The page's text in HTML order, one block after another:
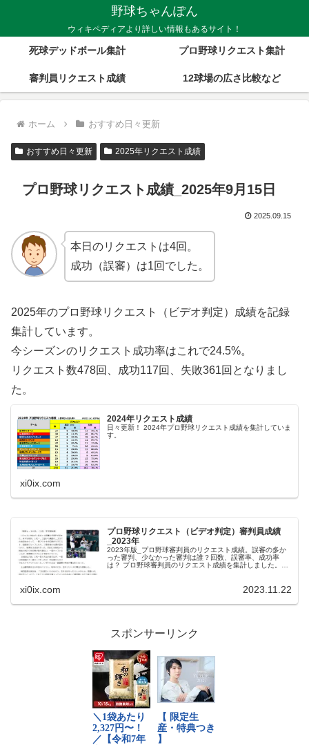
野球ちゃんぽん
ウィキペディアより詳しい情報もあるサイト！
死球デッドボール集計 プロ野球リクエスト集計
審判員リクエスト成績 12球場の広さ比較など
ホーム おすすめ日々更新
おすすめ日々更新 2025年リクエスト成績
プロ野球リクエスト成績_2025年9月15日
2025.09.15
本日のリクエストは4回。
成功（誤審）は1回でした。
2025年のプロ野球リクエスト（ビデオ判定）成績を記録
集計しています。
今シーズンのリクエスト成功率はこれで24.5%。
リクエスト数478回、成功117回、失敗361回となりまし
た。
2024年リクエスト成績
日々更新！ 2024年プロ野球リクエスト成績を集計していま
す。
xi0ix.com
プロ野球リクエスト（ビデオ判定）審判員成績
_2023年
2023年版_プロ野球審判員のリクエスト成績。誤審の多か
った審判、少なかった審判は誰？回数、誤審率、成功率
は？ プロ野球審判員のリクエスト成績を集計しました。厳
xi0ix.com 2023.11.22
スポンサーリンク